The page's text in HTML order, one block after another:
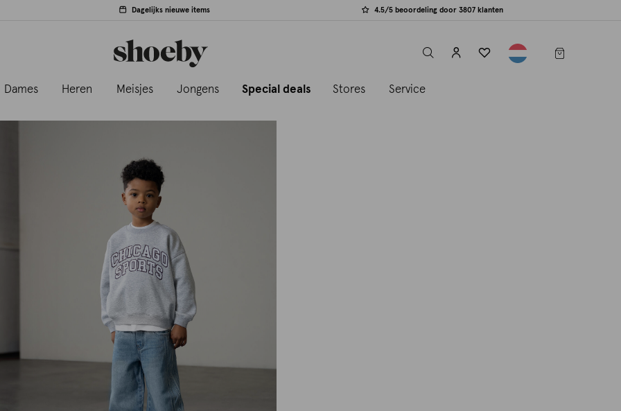
Dagelijks nieuwe items 4.5/5 beoordeling door 3807 klanten
label.header.toggle
Dames Heren Meisjes Jongens Special deals Stores Service